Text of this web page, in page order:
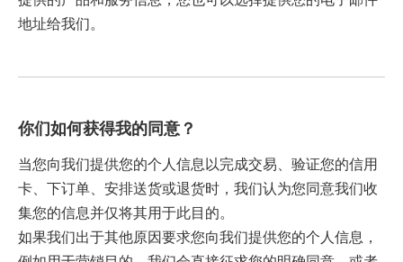
地址给我们。
你们如何获得我的同意？
当您向我们提供您的个人信息以完成交易、验证您的信用
卡、下订单、安排送货或退货时，我们认为您同意我们收
集您的信息并仅将其用于此目的。
如果我们出于其他原因要求您向我们提供您的个人信息，